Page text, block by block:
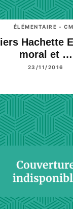
ÉLÉMENTAIRE -
Hachette
moral et …
23/11/2016